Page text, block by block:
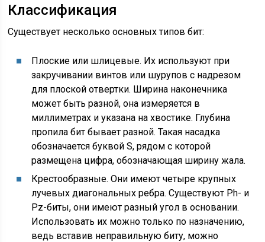
Классификация
Существует несколько основных типов бит:
Плоские или шлицевые. Их используют при
закручивании винтов или шурупов с надрезом
для плоской отвертки. Ширина наконечника
может быть разной, она измеряется в
миллиметрах и указана на хвостике. Глубина
пропила бит бывает разной. Такая насадка
обозначается буквой S, рядом с которой
размещена цифра, обозначающая ширину жала.
Крестообразные. Они имеют четыре крупных
лучевых диагональных ребра. Существуют Ph- и
Pz-биты, они имеют разный угол в основании.
Использовать их можно только по назначению,
ведь вставив неправильную биту, можно